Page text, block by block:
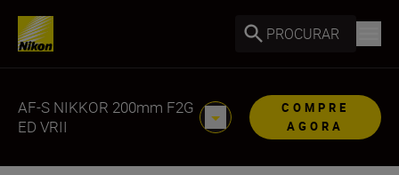
PROCURAR
AF-S NIKKOR 200mm F2G
ED VRII
COMPRE
AGORA